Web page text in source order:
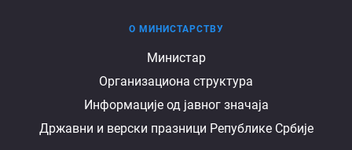
министарству
О МИНИСТАРСТВУ
Министар
Организациона структура
Информације од јавног значаја
Државни и верски празници Републике Србије